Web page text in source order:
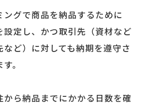
ングで商品を納品するために
設定し、かつ取引先（資材など
ど）に対しても納期を遵守さ
。
から納品までにかかる日数を確